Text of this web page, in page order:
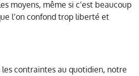
moyens, même si c’est beaucoup
l’on confond trop liberté et
contraintes au quotidien, notre